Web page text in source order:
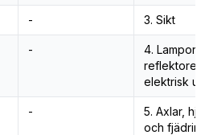
- 3. Sikt
-
4. Lampor,
reflektorer
elektrisk
-
5. Axlar,
och